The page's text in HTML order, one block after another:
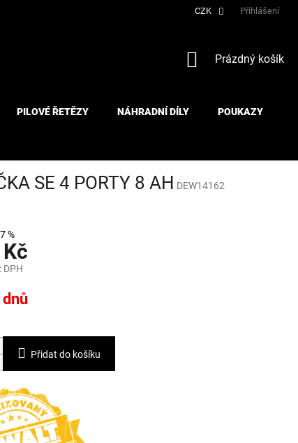
CZK Přihlášení
NÁKUPNÍ
Prázdný košík
PILOVÉ ŘETĚZY NÁHRADNÍ DÍLY POUKAZY
SE 4 PORTY 8 AH DEW14162
%
DPH
dnů
Přidat do košíku